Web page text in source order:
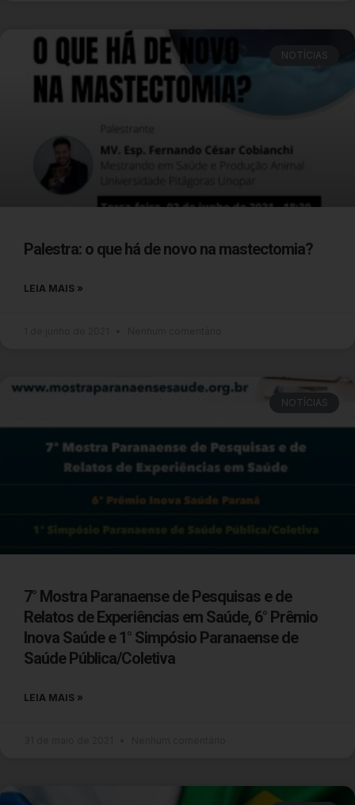
NOTÍCIAS
Palestra: o que há de novo na mastectomia?
LEIA MAIS »
NOTÍCIAS
7° Mostra Paranaense de Pesquisas e de
Relatos de Experiências em Saúde, 6° Prêmio
Inova Saúde e 1° Simpósio Paranaense de
Saúde Pública/Coletiva
LEIA MAIS »